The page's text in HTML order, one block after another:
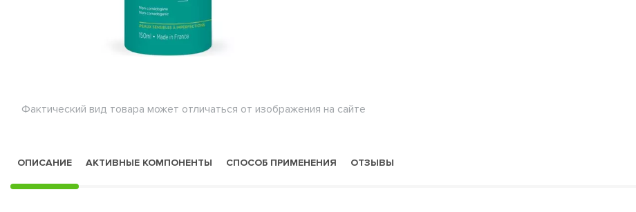
Фактический вид товара может отличаться от изображения на сайте
ОПИСАНИЕ АКТИВНЫЕ КОМПОНЕНТЫ СПОСОБ ПРИМЕНЕНИЯ ОТЗЫВЫ